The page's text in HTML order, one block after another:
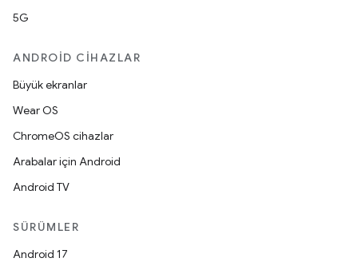
5G
ANDROID CIHAZLAR
Büyük ekranlar
Wear OS
ChromeOS cihazlar
Arabalar için Android
Android TV
SÜRÜMLER
Android 17